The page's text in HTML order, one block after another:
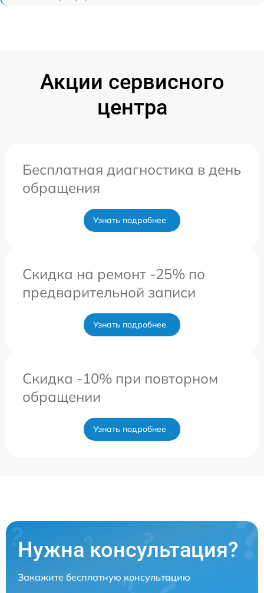
Акции сервисного
центра
Бесплатная диагностика в день
обращения
Узнать подробнее
Скидка на ремонт -25% по
предварительной записи
Узнать подробнее
Скидка -10% при повторном
обращении
Узнать подробнее
Нужна консультация?
Закажите бесплатную консультацию